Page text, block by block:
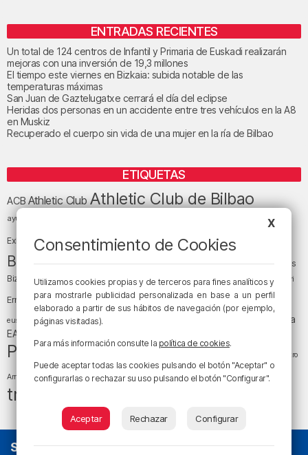
ENTRADAS RECIENTES
Un total de 124 centros de Infantil y Primaria de Euskadi realizarán
mejoras con una inversión de 19,3 millones
El tiempo este viernes en Bizkaia: subida notable de las
temperaturas máximas
San Juan de Gaztelugatxe cerrará el día del eclipse
Heridas dos personas en un accidente entre tres vehículos en la A8
en Muskiz
Recuperado el cuerpo sin vida de una mujer en la ría de Bilbao
ETIQUETAS
ACBAthletic ClubAthletic Club de Bilbao
ayuntamiento de Bilbao BEC (Bilbao
Exhibition Center) BilbaoBilbao Basket Bizkaia
Bizkaia y sus comarcas Copa del Rey cultura Cáritas
Bizkaia
Deusto Diócesis de Bilbao Egunon Bizkaia el tiempo Enkarterri
Ernesto Valverde Ertzaintza Euskadi (País Vasco)
euskera fiestas fútbol LaLiga
LaLiga
EA Sports
Política sociedadsucesos Teatro
Arriaga tiempotiempo atmosféricotráfico
tráfico en Bizkaia
SOBRE NOSOTROS
X
Consentimiento de Cookies
Utilizamos cookies propias y de terceros para fines analíticos y
para mostrarle publicidad personalizada en base a un perfil
elaborado a partir de sus hábitos de navegación (por ejemplo,
páginas visitadas).
Para más información consulte la política de cookies.
Puede aceptar todas las cookies pulsando el botón "Aceptar" o
configurarlas o rechazar su uso pulsando el botón "Configurar".
Aceptar Rechazar Configurar